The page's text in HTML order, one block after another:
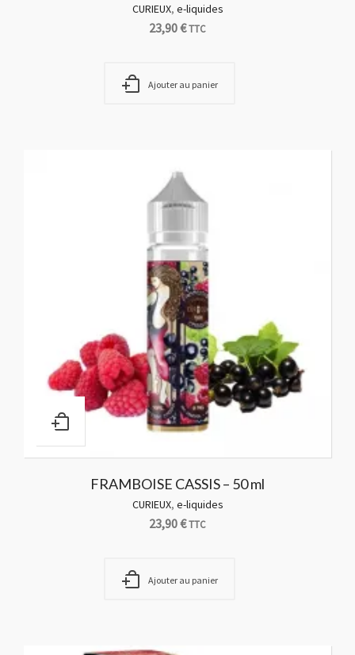
CURIEUX, e-liquides
23,90€TTC
Ajouter au panier
FRAMBOISE CASSIS – 50 ml
CURIEUX, e-liquides
23,90€TTC
Ajouter au panier